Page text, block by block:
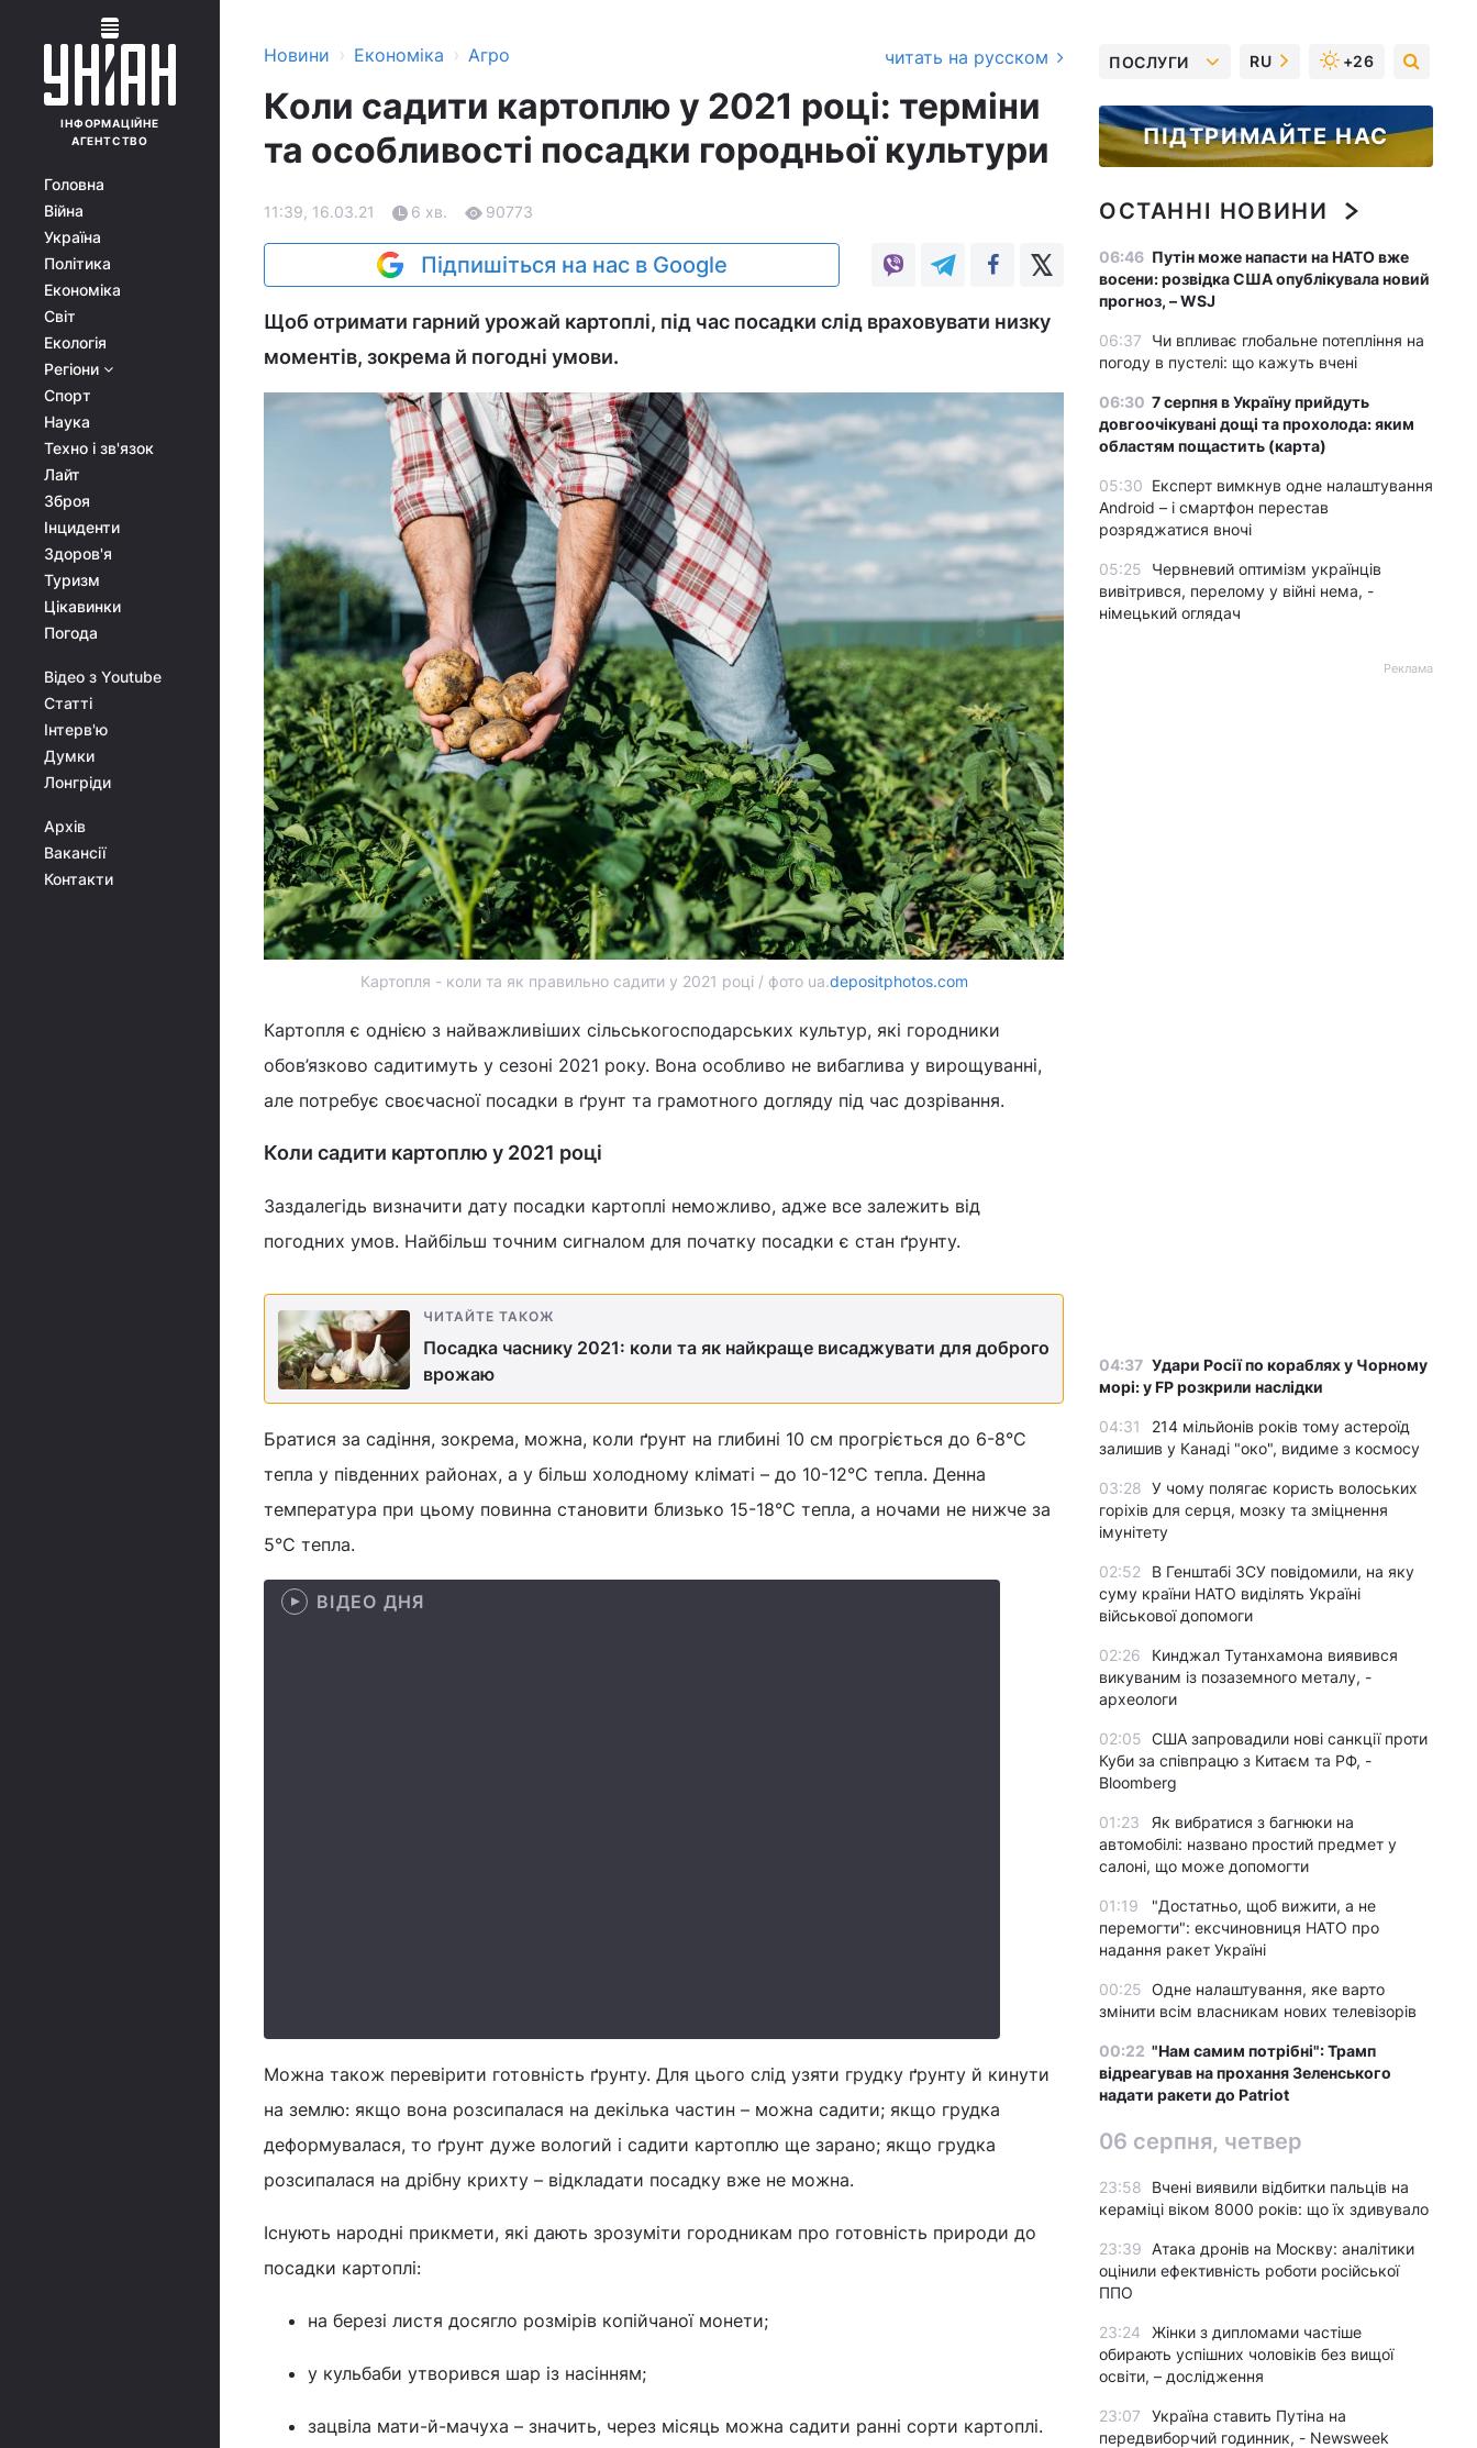
ІНФОРМАЦІЙНЕ
АГЕНТСТВО
Головна
Війна
Україна
Політика
Економіка
Світ
Екологія
Регіони
Спорт
Наука
Техно і зв'язок
Лайт
Зброя
Інциденти
Здоров'я
Туризм
Цікавинки
Погода
Відео з Youtube
Статті
Інтерв'ю
Думки
Лонгріди
Архів
Вакансії
Контакти
Новини › Економіка › Агро читать на русском
Коли садити картоплю у 2021 році: терміни
та особливості посадки городньої культури
11:39, 16.03.21 6 хв. 90773
Підпишіться на нас в Google
Щоб отримати гарний урожай картоплі, під час посадки слід враховувати низку
моментів, зокрема й погодні умови.
Картопля - коли та як правильно садити у 2021 році / фото ua.depositphotos.com
Картопля є однією з найважливіших сільськогосподарських культур, які городники
обов’язково садитимуть у сезоні 2021 року. Вона особливо не вибаглива у вирощуванні,
але потребує своєчасної посадки в ґрунт та грамотного догляду під час дозрівання.
Коли садити картоплю у 2021 році
Заздалегідь визначити дату посадки картоплі неможливо, адже все залежить від
погодних умов. Найбільш точним сигналом для початку посадки є стан ґрунту.
ЧИТАЙТЕ ТАКОЖ
Посадка часнику 2021: коли та як найкраще висаджувати для доброго
врожаю
Братися за садіння, зокрема, можна, коли ґрунт на глибині 10 см прогріється до 6-8°С
тепла у південних районах, а у більш холодному кліматі – до 10-12°С тепла. Денна
температура при цьому повинна становити близько 15-18°С тепла, а ночами не нижче за
5°С тепла.
ВІДЕО ДНЯ
Можна також перевірити готовність ґрунту. Для цього слід узяти грудку ґрунту й кинути
на землю: якщо вона розсипалася на декілька частин – можна садити; якщо грудка
деформувалася, то ґрунт дуже вологий і садити картоплю ще зарано; якщо грудка
розсипалася на дрібну крихту – відкладати посадку вже не можна.
Існують народні прикмети, які дають зрозуміти городникам про готовність природи до
посадки картоплі:
на березі листя досягло розмірів копійчаної монети;
у кульбаби утворився шар із насінням;
зацвіла мати-й-мачуха – значить, через місяць можна садити ранні сорти картоплі.
ПОСЛУГИ RU +26
ПІДТРИМАЙТЕ НАС
ОСТАННІ НОВИНИ
06:46 Путін може напасти на НАТО вже
восени: розвідка США опублікувала новий
прогноз, – WSJ
06:37
Чи впливає глобальне потепління на
погоду в пустелі: що кажуть вчені
06:30 7 серпня в Україну прийдуть
довгоочікувані дощі та прохолода: яким
областям пощастить (карта)
05:30 Експерт вимкнув одне налаштування
Android – і смартфон перестав
розряджатися вночі
05:25
Червневий оптимізм українців
вивітрився, перелому у війні нема, -
німецький оглядач
Реклама
04:37 Удари Росії по кораблях у Чорному
морі: у FP розкрили наслідки
04:31
214 мільйонів років тому астероїд
залишив у Канаді "око", видиме з космосу
03:28 У чому полягає користь волоських
горіхів для серця, мозку та зміцнення
імунітету
02:52
В Генштабі ЗСУ повідомили, на яку
суму країни НАТО виділять Україні
військової допомоги
02:26
Кинджал Тутанхамона виявився
викуваним із позаземного металу, -
археологи
02:05 США запровадили нові санкції проти
Куби за співпрацю з Китаєм та РФ, -
Bloomberg
01:23
Як вибратися з багнюки на
автомобілі: названо простий предмет у
салоні, що може допомогти
01:19
"Достатньо, щоб вижити, а не
перемогти": ексчиновниця НАТО про
надання ракет Україні
00:25 Одне налаштування, яке варто
змінити всім власникам нових телевізорів
00:22 "Нам самим потрібні": Трамп
відреагував на прохання Зеленського
надати ракети до Patriot
06 серпня, четвер
23:58
Вчені виявили відбитки пальців на
кераміці віком 8000 років: що їх здивувало
23:39
Атака дронів на Москву: аналітики
оцінили ефективність роботи російської
ППО
23:24
Жінки з дипломами частіше
обирають успішних чоловіків без вищої
освіти, – дослідження
23:07
Україна ставить Путіна на
передвиборчий годинник, - Newsweek